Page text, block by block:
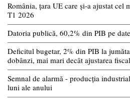
România, țara UE care și-a ajustat cel
T1 2026
Datoria publică, 60,2% din PIB pe
Deficitul bugetar, 2% din PIB la
dobânzi, mai mari decât ajustarea
Semnal de alarmă - producția
luni ale anului